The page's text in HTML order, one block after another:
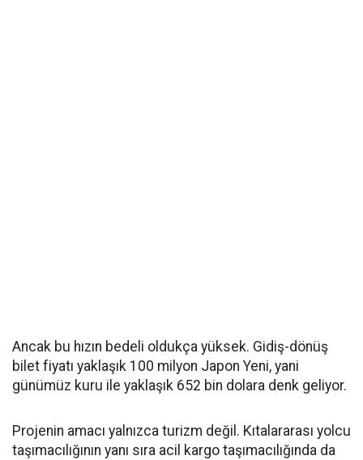
Ancak bu hızın bedeli oldukça yüksek. Gidiş-dönüş
bilet fiyatı yaklaşık 100 milyon Japon Yeni, yani
günümüz kuru ile yaklaşık 652 bin dolara denk geliyor.
Projenin amacı yalnızca turizm değil. Kıtalararası yolcu
taşımacılığının yanı sıra acil kargo taşımacılığında da